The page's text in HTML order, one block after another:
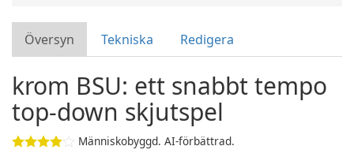
Översyn Tekniska Redigera
krom BSU: ett snabbt tempo
top-down skjutspel
Människobyggd. AI-förbättrad.